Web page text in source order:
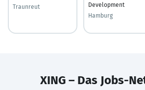
Traunreut
Development
Hamburg
XING – Das Jobs-